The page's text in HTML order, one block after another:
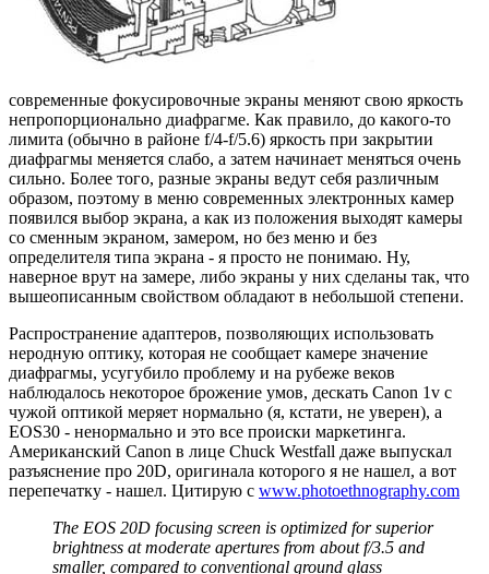
современные фокусировочные экраны меняют свою яркость
непропорционально диафрагме. Как правило, до какого-то
лимита (обычно в районе f/4-f/5.6) яркость при закрытии
диафрагмы меняется слабо, а затем начинает меняться очень
сильно. Более того, разные экраны ведут себя различным
образом, поэтому в меню современных электронных камер
появился выбор экрана, а как из положения выходят камеры
со сменным экраном, замером, но без меню и без
определителя типа экрана - я просто не понимаю. Ну,
наверное врут на замере, либо экраны у них сделаны так, что
вышеописанным свойством обладают в небольшой степени.
Распространение адаптеров, позволяющих использовать
неродную оптику, которая не сообщает камере значение
диафрагмы, усугубило проблему и на рубеже веков
наблюдалось некоторое брожение умов, дескать Canon 1v с
чужой оптикой меряет нормально (я, кстати, не уверен), а
EOS30 - ненормально и это все происки маркетинга.
Американский Canon в лице Chuck Westfall даже выпускал
разъяснение про 20D, оригинала которого я не нашел, а вот
перепечатку - нашел. Цитирую с www.photoethnography.com
The EOS 20D focusing screen is optimized for superior
brightness at moderate apertures from about f/3.5 and
smaller, compared to conventional ground glass